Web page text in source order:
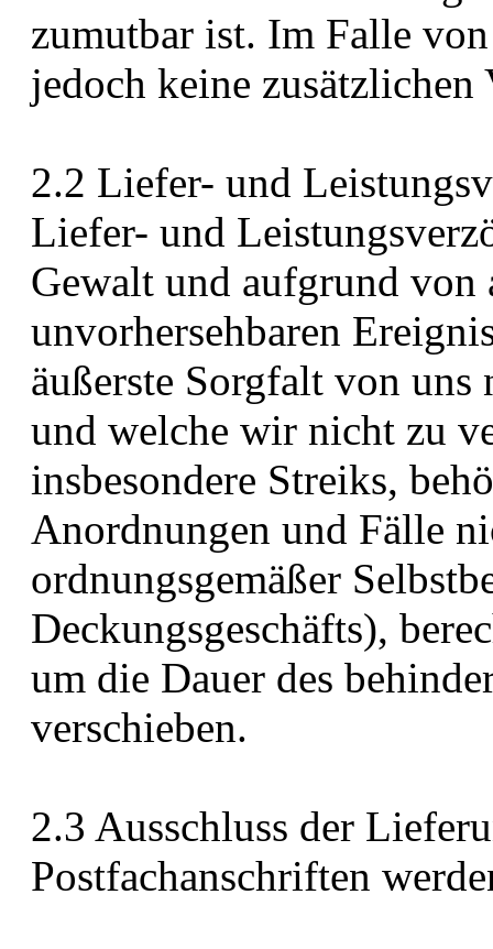
zumutbar ist. Im Falle
jedoch keine zusätzlichen
2.2 Liefer- und
Liefer- und
Gewalt und aufgrund von
unvorhersehbaren
äußerste Sorgfalt von
und welche wir nicht zu
insbesondere Streiks,
Anordnungen und Fälle
ordnungsgemäßer
Deckungsgeschäfts),
um die Dauer des
verschieben.
2.3 Ausschluss der
Postfachanschriften